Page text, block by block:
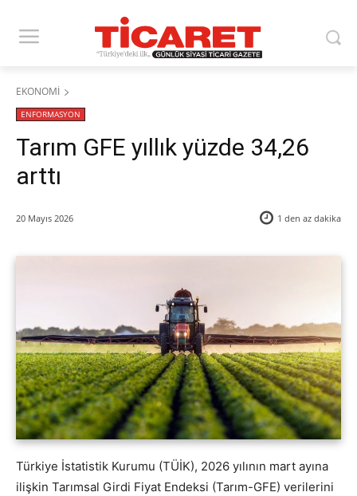
EKONOMİ
ENFORMASYON
​Tarım GFE yıllık yüzde 34,26
arttı
20 Mayıs 2026 1 den az dakika
Türkiye İstatistik Kurumu (TÜİK), 2026 yılının mart ayına
ilişkin Tarımsal Girdi Fiyat Endeksi (Tarım-GFE) verilerini